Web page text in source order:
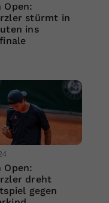
Open:
stürmt in
ins
Open:
dreht
gegen